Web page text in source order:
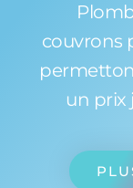
couvrons
un prix